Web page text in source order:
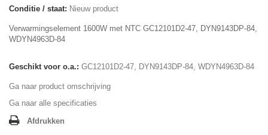
Conditie / staat: Nieuw product
Verwarmingselement 1600W met NTC GC12101D2-47, DYN9143DP-84,
WDYN4963D-84
Geschikt voor o.a.: GC12101D2-47, DYN9143DP-84, WDYN4963D-84
Ga naar product omschrijving
Ga naar alle specificaties
Afdrukken